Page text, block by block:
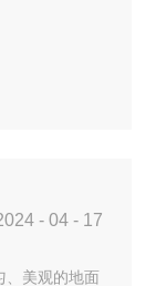
、美观的地面
- 04 - 17